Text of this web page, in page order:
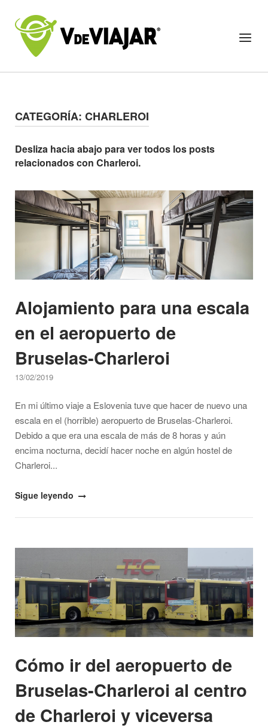
content
Home
Menu
CATEGORÍA: CHARLEROI
Desliza hacia abajo para ver todos los posts
relacionados con Charleroi.
Open post
Alojamiento para una escala
en el aeropuerto de
Bruselas-Charleroi
13/02/2019
En mi último viaje a Eslovenia tuve que hacer de nuevo una
escala en el (horrible) aeropuerto de Bruselas-Charleroi.
Debido a que era una escala de más de 8 horas y aún
encima nocturna, decidí hacer noche en algún hostel de
Charleroi...
"Alojamiento
aeropuerto
de
Bruselas-
Charleroi"
Sigue leyendo
Open post
Cómo ir del aeropuerto de
Bruselas-Charleroi al centro
de Charleroi y viceversa